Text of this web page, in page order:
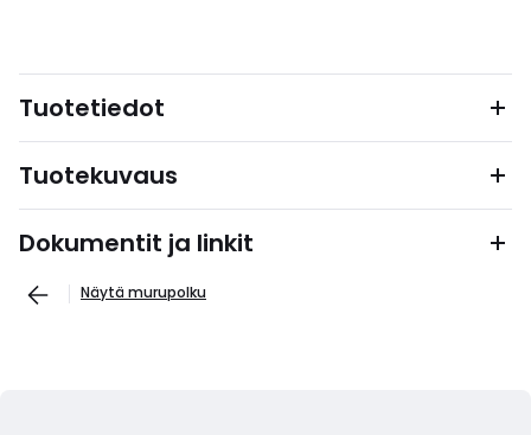
Tuotetiedot
Tuotekuvaus
Dokumentit ja linkit
Näytä murupolku